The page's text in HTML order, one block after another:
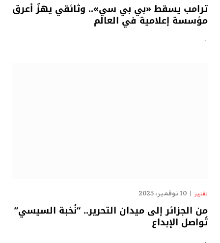
ترامب يسقط «بي بي سي».. وثائقي يهزّ أعرق
مؤسسة إعلامية في العالم
…
تقارير 10 نوفمبر، 2025
من الجزائر إلى ميدان التحرير.. “نُخبة السيسي”
تُواصل الإبداع
…